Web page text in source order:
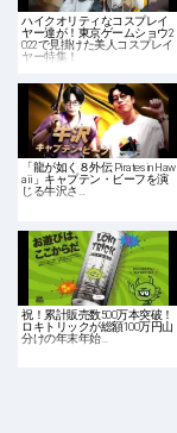
ハイクオリティなコスプレイ
ヤー達が！東京ゲームショウ2
022で見掛けた美人コスプレイ
ヤー特集！
「龍が如く８外伝 Pirates in Haw
aii」キャプテン・ビーフを演
じる牛沢さ…
祝！累計販売数500万本突破！
ロキトリックが総額100万円山
分けの年末年始…